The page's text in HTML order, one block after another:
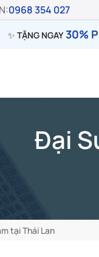
0968 354 027
✨ TẶNG NGAY30%
Đại
tại Thái Lan